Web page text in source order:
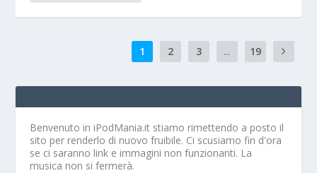
1 2 3 ... 19
Benvenuto in iPodMania.it stiamo rimettendo a posto il
sito per renderlo di nuovo fruibile. Ci scusiamo fin d'ora
se ci saranno link e immagini non funzionanti. La
musica non si fermerà.